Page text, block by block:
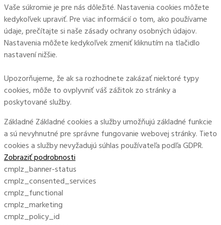
Vaše súkromie je pre nás dôležité. Nastavenia cookies môžete
kedykoľvek upraviť. Pre viac informácií o tom, ako používame
údaje, prečítajte si naše zásady ochrany osobných údajov.
Nastavenia môžete kedykoľvek zmeniť kliknutím na tlačidlo
nastavení nižšie.
Upozorňujeme, že ak sa rozhodnete zakázať niektoré typy
cookies, môže to ovplyvniť váš zážitok zo stránky a
poskytované služby.
Základné Základné cookies a služby umožňujú základné funkcie
a sú nevyhnutné pre správne fungovanie webovej stránky. Tieto
cookies a služby nevyžadujú súhlas používateľa podľa GDPR.
Zobraziť podrobnosti
cmplz_banner-status
cmplz_consented_services
cmplz_functional
cmplz_marketing
cmplz_policy_id